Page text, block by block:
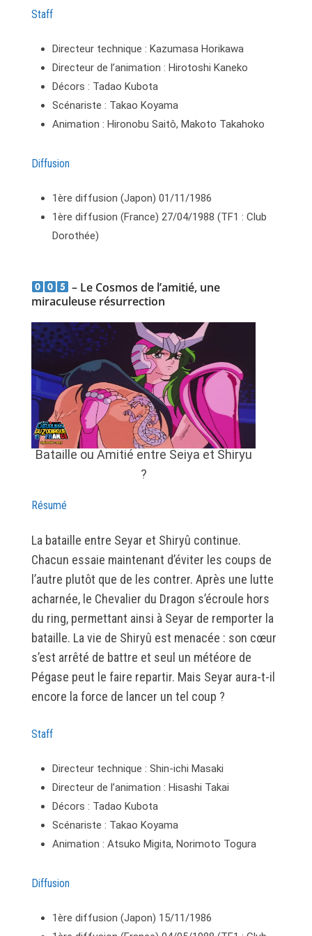
Staff
Directeur technique : Kazumasa Horikawa
Directeur de l’animation : Hirotoshi Kaneko
Décors : Tadao Kubota
Scénariste : Takao Koyama
Animation : Hironobu Saitô, Makoto Takahoko
Diffusion
1ère diffusion (Japon) 01/11/1986
1ère diffusion (France) 27/04/1988 (TF1 : Club
Dorothée)
– Le Cosmos de l’amitié, une
miraculeuse résurrection
Bataille ou Amitié entre Seiya et Shiryu
?
Résumé
La bataille entre Seyar et Shiryû continue.
Chacun essaie maintenant d’éviter les coups de
l’autre plutôt que de les contrer. Après une lutte
acharnée, le Chevalier du Dragon s’écroule hors
du ring, permettant ainsi à Seyar de remporter la
bataille. La vie de Shiryû est menacée : son cœur
s’est arrêté de battre et seul un météore de
Pégase peut le faire repartir. Mais Seyar aura-t-il
encore la force de lancer un tel coup ?
Staff
Directeur technique : Shin-ichi Masaki
Directeur de l’animation : Hisashi Takai
Décors : Tadao Kubota
Scénariste : Takao Koyama
Animation : Atsuko Migita, Norimoto Togura
Diffusion
1ère diffusion (Japon) 15/11/1986